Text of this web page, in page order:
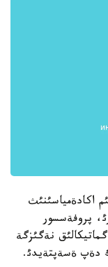
اكادةمياسئنئث
پروفةسسور
نةگئزگة
دةپ ةسةپتةيدئ.